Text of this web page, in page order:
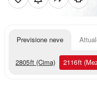
Previsione neve
2805ft (Cima) 2116ft